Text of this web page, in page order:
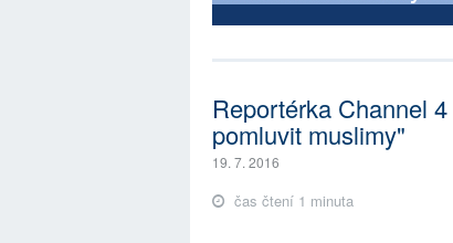
Reportérka Channel
pomluvit muslimy"
19. 7. 2016
čas čtení 1 minuta